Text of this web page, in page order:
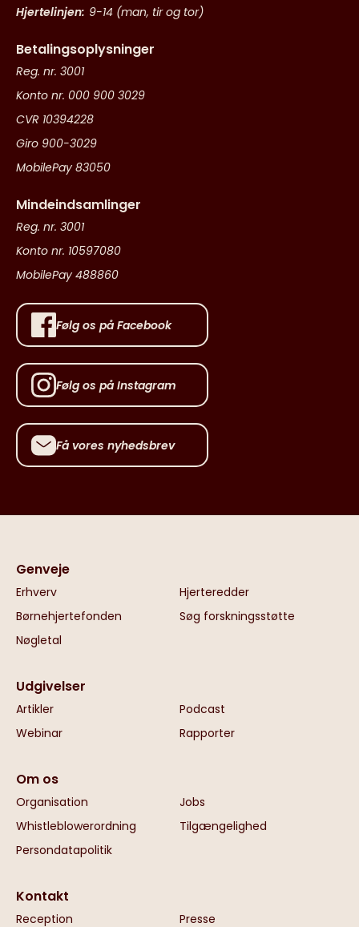
Hjertelinjen: 9-14 (man, tir og tor)
Betalingsoplysninger
Reg. nr. 3001
Konto nr. 000 900 3029
CVR 10394228
Giro 900-3029
MobilePay 83050
Mindeindsamlinger
Reg. nr. 3001
Konto nr. 10597080
MobilePay 488860
Følg os på Facebook
Følg os på Instagram
Få vores nyhedsbrev
Genveje
Erhverv
Hjerteredder
Børnehjertefonden
Søg forskningsstøtte
Nøgletal
Udgivelser
Artikler
Podcast
Webinar
Rapporter
Om os
Organisation
Jobs
Whistleblowerordning
Tilgængelighed
Persondatapolitik
Kontakt
Reception Presse